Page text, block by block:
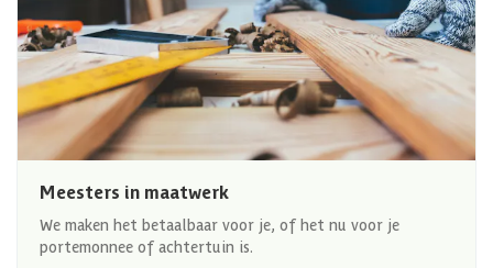
Meesters in maatwerk
We maken het betaalbaar voor je, of het nu voor je
portemonnee of achtertuin is.